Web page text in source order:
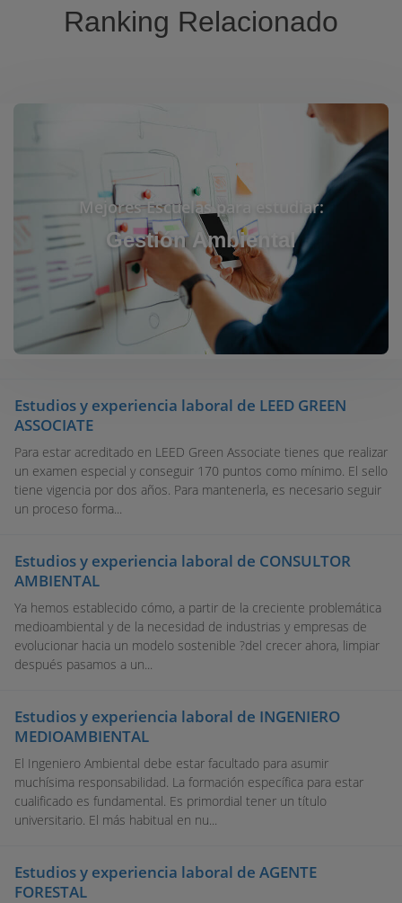
Ranking Relacionado
Mejores Escuelas para estudiar:
Gestión Ambiental
Estudios y experiencia laboral de LEED GREEN
ASSOCIATE
Para estar acreditado en LEED Green Associate tienes que realizar
un examen especial y conseguir 170 puntos como mínimo. El sello
tiene vigencia por dos años. Para mantenerla, es necesario seguir
un proceso forma...
Estudios y experiencia laboral de CONSULTOR
AMBIENTAL
Ya hemos establecido cómo, a partir de la creciente problemática
medioambiental y de la necesidad de industrias y empresas de
evolucionar hacia un modelo sostenible ?del crecer ahora, limpiar
después pasamos a un...
Estudios y experiencia laboral de INGENIERO
MEDIOAMBIENTAL
El Ingeniero Ambiental debe estar facultado para asumir
muchísima responsabilidad. La formación específica para estar
cualificado es fundamental. Es primordial tener un título
universitario. El más habitual en nu...
Estudios y experiencia laboral de AGENTE
FORESTAL